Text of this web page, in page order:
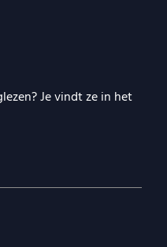
Je vindt ze in het